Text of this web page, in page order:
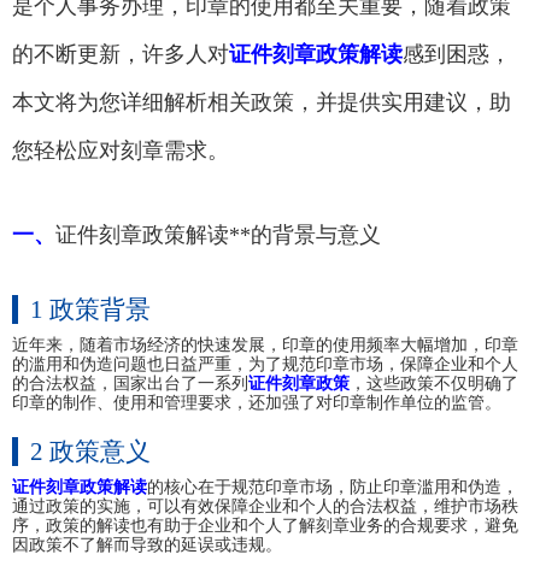
是个人事务办理，印章的使用都至关重要，随着政策
的不断更新，许多人对证件刻章政策解读感到困惑，
本文将为您详细解析相关政策，并提供实用建议，助
您轻松应对刻章需求。
一、 证件刻章政策解读**的背景与意义
1 政策背景
近年来，随着市场经济的快速发展，印章的使用频率大幅增加，印章
的滥用和伪造问题也日益严重，为了规范印章市场，保障企业和个人
的合法权益，国家出台了一系列 证件刻章政策 ，这些政策不仅明确了
印章的制作、使用和管理要求，还加强了对印章制作单位的监管。
2 政策意义
证件刻章政策解读的核心在于规范印章市场，防止印章滥用和伪造，
通过政策的实施，可以有效保障企业和个人的合法权益，维护市场秩
序，政策的解读也有助于企业和个人了解刻章业务的合规要求，避免
因政策不了解而导致的延误或违规。